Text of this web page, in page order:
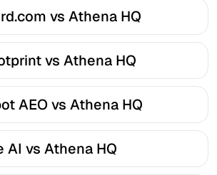
vs Athena HQ
vs Athena HQ
AEO vs Athena HQ
AI vs Athena HQ